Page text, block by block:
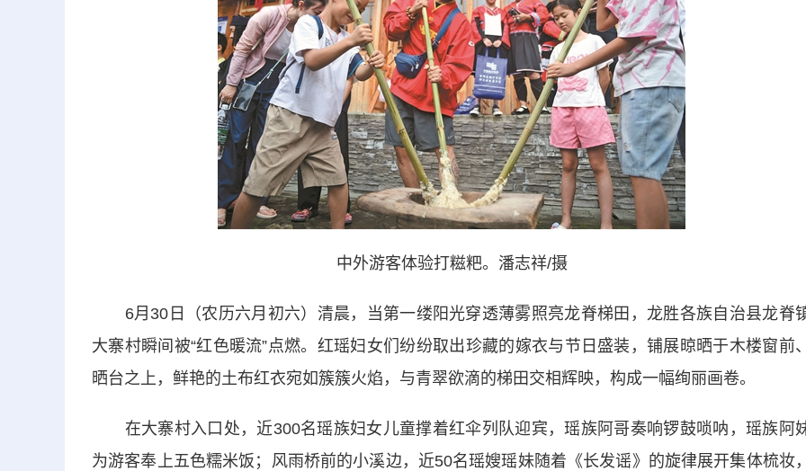
中外游客体验打糍粑。潘志祥/摄
6月30日（农历六月初六）清晨，当第一缕阳光穿透薄雾照亮龙脊梯田，龙胜各族自治县龙脊
大寨村瞬间被“红色暖流”点燃。红瑶妇女们纷纷取出珍藏的嫁衣与节日盛装，铺展晾晒于木楼窗前、
晒台之上，鲜艳的土布红衣宛如簇簇火焰，与青翠欲滴的梯田交相辉映，构成一幅绚丽画卷。
在大寨村入口处，近300名瑶族妇女儿童撑着红伞列队迎宾，瑶族阿哥奏响锣鼓唢呐，瑶族阿
为游客奉上五色糯米饭；风雨桥前的小溪边，近50名瑶嫂瑶妹随着《长发谣》的旋律展开集体梳妆，